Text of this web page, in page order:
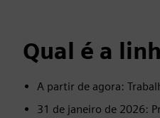
Qual é a
A partir de agora:
31 de janeiro de 2026: